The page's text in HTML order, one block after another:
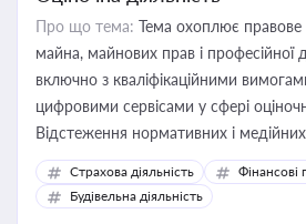
Про що тема: Тема охоплює правове
майна, майнових прав і професійної
включно з кваліфікаційними
цифровими сервісами у сфері
Відстеження нормативних і медійних
корисне для власника бізнесу,
бухгалтера під час оподаткування,
державного майна, корпоративних
Страхова діяльність
Фінансові
Будівельна діяльність